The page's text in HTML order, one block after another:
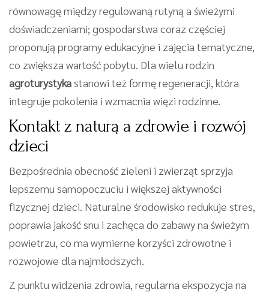
równowagę między regulowaną rutyną a świeżymi
doświadczeniami; gospodarstwa coraz częściej
proponują programy edukacyjne i zajęcia tematyczne,
co zwiększa wartość pobytu. Dla wielu rodzin
agroturystyka stanowi też formę regeneracji, która
integruje pokolenia i wzmacnia więzi rodzinne.
Kontakt z naturą a zdrowie i rozwój
dzieci
Bezpośrednia obecność zieleni i zwierząt sprzyja
lepszemu samopoczuciu i większej aktywności
fizycznej dzieci. Naturalne środowisko redukuje stres,
poprawia jakość snu i zachęca do zabawy na świeżym
powietrzu, co ma wymierne korzyści zdrowotne i
rozwojowe dla najmłodszych.
Z punktu widzenia zdrowia, regularna ekspozycja na